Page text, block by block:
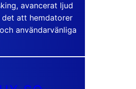
avancerat ljud
att hemdatorer
användarvänliga